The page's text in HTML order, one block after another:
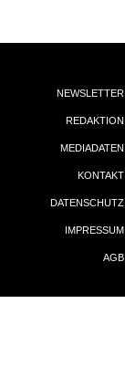
NEWSLETTER
REDAKTION
MEDIADATEN
KONTAKT
DATENSCHUTZ
IMPRESSUM
AGB